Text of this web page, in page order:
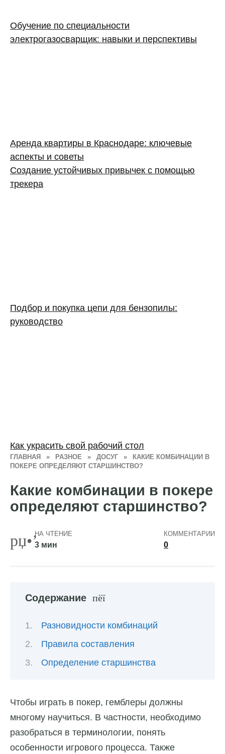
ГЛАВНАЯ » РАЗНОЕ » ДОСУГ »
КАКИЕ КОМБИНАЦИИ В
ПОКЕРЕ ОПРЕДЕЛЯЮТ СТАРШИНСТВО?
Какие комбинации в покере
определяют старшинство?
НА ЧТЕНИЕ
3 мин
КОММЕНТАРИИ
0
Содержание
Разновидности комбинаций
Правила составления
Определение старшинства
Чтобы играть в покер, гемблеры должны
многому научиться. В частности, необходимо
разобраться в терминологии, понять
особенности игрового процесса. Также
Обучение по специальности
электрогазосварщик: навыки и перспективы
Аренда квартиры в Краснодаре: ключевые
аспекты и советы
Создание устойчивых привычек с помощью
трекера
Подбор и покупка цепи для бензопилы:
руководство
Как украсить свой рабочий стол